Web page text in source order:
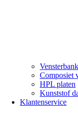
Composiet
HPL platen
Kunststof
Klantenservice